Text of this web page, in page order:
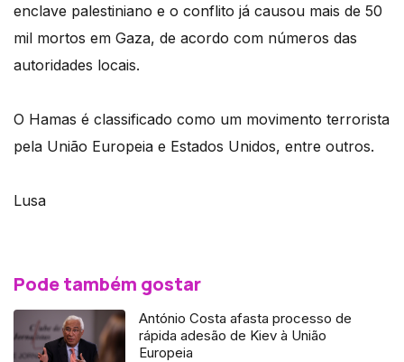
enclave palestiniano e o conflito já causou mais de 50
mil mortos em Gaza, de acordo com números das
autoridades locais.
O Hamas é classificado como um movimento terrorista
pela União Europeia e Estados Unidos, entre outros.
Lusa
Pode também gostar
António Costa afasta processo de
rápida adesão de Kiev à União
Europeia